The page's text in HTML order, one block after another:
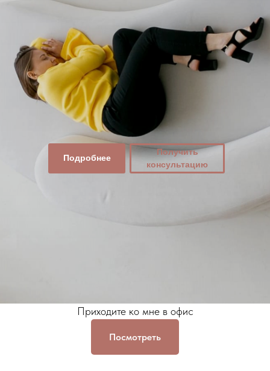
Подробнее
Получить
консультацию
Приходите ко мне в офис
Посмотреть